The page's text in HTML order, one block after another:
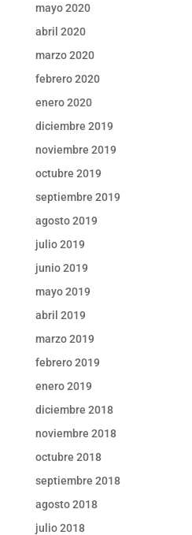
mayo 2020
abril 2020
marzo 2020
febrero 2020
enero 2020
diciembre 2019
noviembre 2019
octubre 2019
septiembre 2019
agosto 2019
julio 2019
junio 2019
mayo 2019
abril 2019
marzo 2019
febrero 2019
enero 2019
diciembre 2018
noviembre 2018
octubre 2018
septiembre 2018
agosto 2018
julio 2018